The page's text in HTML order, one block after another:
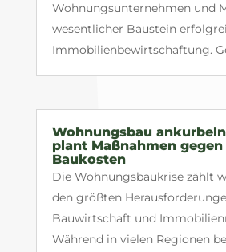
Wohnungsunternehmen und
wesentlicher Baustein
Immobilienbewirtschaftung.
Wohnungsbau
plant Maßnahmen gegen
Baukosten
Die Wohnungsbaukrise zählt
den größten
Bauwirtschaft und
Während in vielen Regionen